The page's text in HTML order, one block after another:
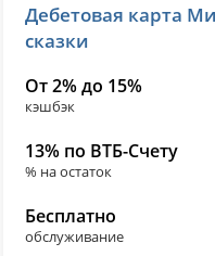
лицензия № 1000
Дебетовая карта
сказки
От 2% до 15%
кэшбэк
13% по ВТБ-Счету
% на остаток
Бесплатно
обслуживание